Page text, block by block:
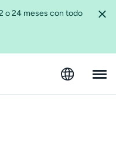
o 24 meses con todo